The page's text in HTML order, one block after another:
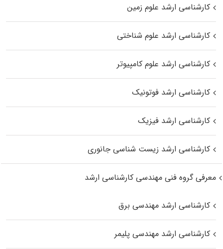
کارشناسی ارشد علوم زمین
کارشناسی ارشد علوم شناختی
کارشناسی ارشد علوم کامپیوتر
کارشناسی ارشد فوتونیک
کارشناسی ارشد فیزیک
کارشناسی ارشد زیست‌ شناسی جانوری
معرفی گروه فنی مهندسی کارشناسی ارشد
کارشناسی ارشد مهندسی برق
کارشناسی ارشد مهندسی پلیمر